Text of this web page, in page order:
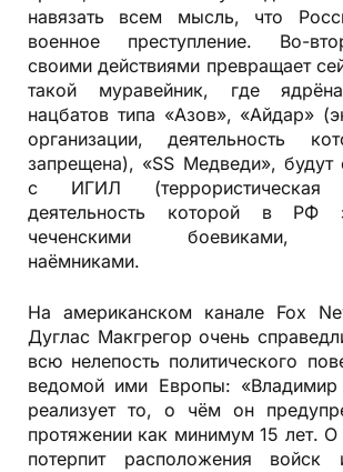
навязать всем мысль, что
военное преступление. Во-
своими действиями превращает
такой муравейник, где
нацбатов типа «Азов», «Айдар»
организации, деятельность
запрещена), «SS Медведи», будут
с ИГИЛ (террористическая
деятельность которой в РФ
чеченскими боевиками,
наёмниками.
На американском канале Fox
Дуглас Макгрегор очень
всю нелепость политического
ведомой ими Европы: «Владимир
реализует то, о чём он
протяжении как минимум 15 лет.
потерпит расположения войск